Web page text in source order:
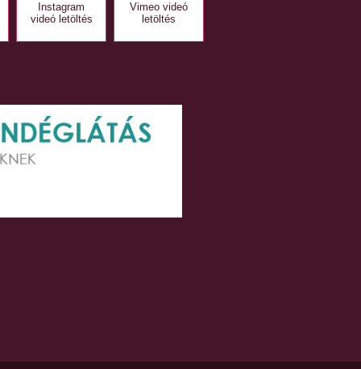
Instagram
videó letöltés
Vimeo videó
letöltés